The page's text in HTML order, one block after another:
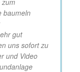
baumeln
gut
uns sofort zu
und Video